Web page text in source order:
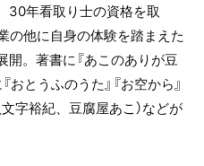
30年看取り士の資格を取
の他に自身の体験を踏まえた
。著書に『あこのありが豆
おとうふのうた』『お空から』
字裕紀、豆腐屋あこ）などが